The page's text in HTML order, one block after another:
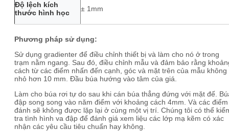
Độ lệch kích
thước hình học
± 1mm
Phương pháp sử dụng:
Sử dụng gradienter để điều chỉnh thiết bị và làm cho nó ở trong
trạm nằm ngang. Sau đó, điều chỉnh mẫu và đảm bảo rằng
cách từ các điểm nhấn đến cạnh, góc và mặt trên của mẫu không
nhỏ hơn 10 mm. Đầu búa hướng vào tâm của giá.
Làm cho búa rơi tự do sau khi cán búa thẳng đứng với mặt đế.
đập song song vào năm điểm với khoảng cách 4mm. Và các điểm
đánh sẽ không được lặp lại ở cùng một vị trí. Chúng tôi có thể
tra tình hình va đập để đánh giá xem liệu các lớp mạ kẽm có xác
nhận các yêu cầu tiêu chuẩn hay không.